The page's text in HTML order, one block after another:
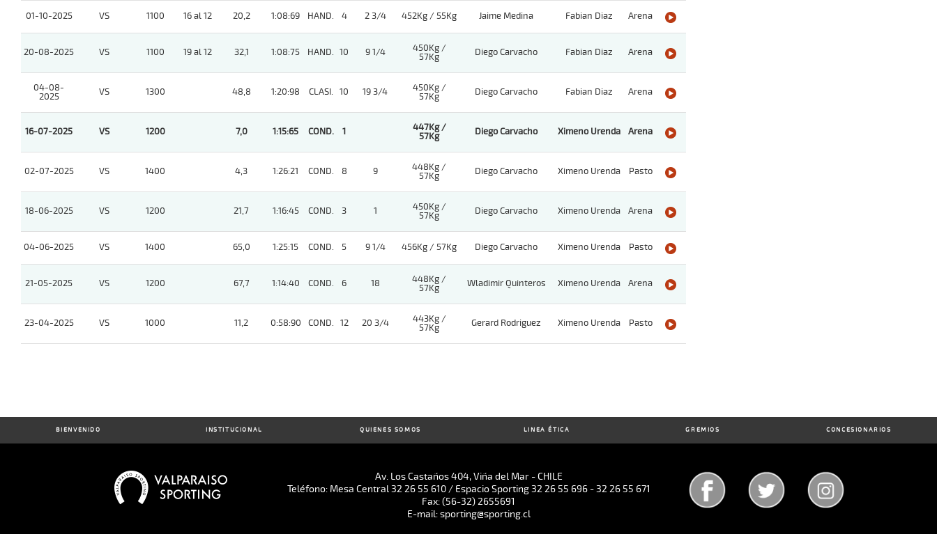
01-10-2025 VS 1100 16 al 12 20,2 1:08:69 HAND. 4 2 3/4 452Kg / 55Kg Jaime Medina Fabian Diaz Arena
20-08-2025 VS 1100 19 al 12 32,1 1:08:75 HAND. 10 9 1/4
450Kg /
57Kg
Diego Carvacho Fabian Diaz Arena
04-08-
2025
VS 1300 48,8 1:20:98 CLASI. 10 19 3/4
450Kg /
57Kg
Diego Carvacho Fabian Diaz Arena
16-07-2025 VS 1200 7,0 1:15:65 COND. 1
447Kg /
57Kg
Diego Carvacho Ximeno Urenda Arena
02-07-2025 VS 1400 4,3 1:26:21 COND. 8 9
448Kg /
57Kg
Diego Carvacho Ximeno Urenda Pasto
18-06-2025 VS 1200 21,7 1:16:45 COND. 3 1
450Kg /
57Kg
Diego Carvacho Ximeno Urenda Arena
04-06-2025 VS 1400 65,0 1:25:15 COND. 5 9 1/4 456Kg / 57Kg Diego Carvacho Ximeno Urenda Pasto
21-05-2025 VS 1200 67,7 1:14:40 COND. 6 18
448Kg /
57Kg
Wladimir Quinteros Ximeno Urenda Arena
23-04-2025 VS 1000 11,2 0:58:90 COND. 12 20 3/4
443Kg /
57Kg
Gerard Rodriguez Ximeno Urenda Pasto
BIENVENIDO INSTITUCIONAL QUIENES SOMOS LINEA ÉTICA GREMIOS CONCESIONARIOS
Av. Los Castaños 404, Viña del Mar - CHILE
Teléfono: Mesa Central 32 26 55 610 / Espacio Sporting 32 26 55 696 - 32 26 55 671
Fax: (56-32) 2655691
E-mail: sporting@sporting.cl